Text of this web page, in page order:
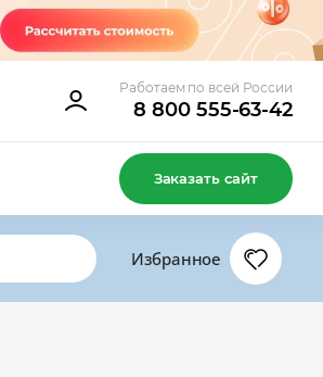
Работаем по всей России
8 800 555-63-42
Заказать сайт
Избранное